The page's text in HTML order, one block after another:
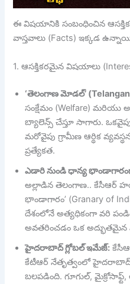
ఈ విషయానికి సంబంధించిన
వాస్తవాలు (Facts) ఇక్కడ
1. ఆసక్తికరమైన విషయాలు
‘తెలంగాణ మోడల్’
సంక్షేమం (Welfare) మరియు
బ్యాలెన్స్ చేస్తూ సాగారు.
మరోవైపు గ్రామీణ ఆర్థిక
ప్రత్యేకత.
ఎడారి నుండి ధాన్య
అల్లాడిన తెలంగాణ.. కేసీఆర్
భాండాగారం’ (Granary of
దేశంలోనే అత్యధికంగా వరి
అవతరించడం ఒక అద్భుతమైన
హైదరాబాద్ గ్లోబల్ ఇమేజ్:
కేటీఆర్ నేతృత్వంలో హైదరాబాద్
బలపడింది. గూగుల్,